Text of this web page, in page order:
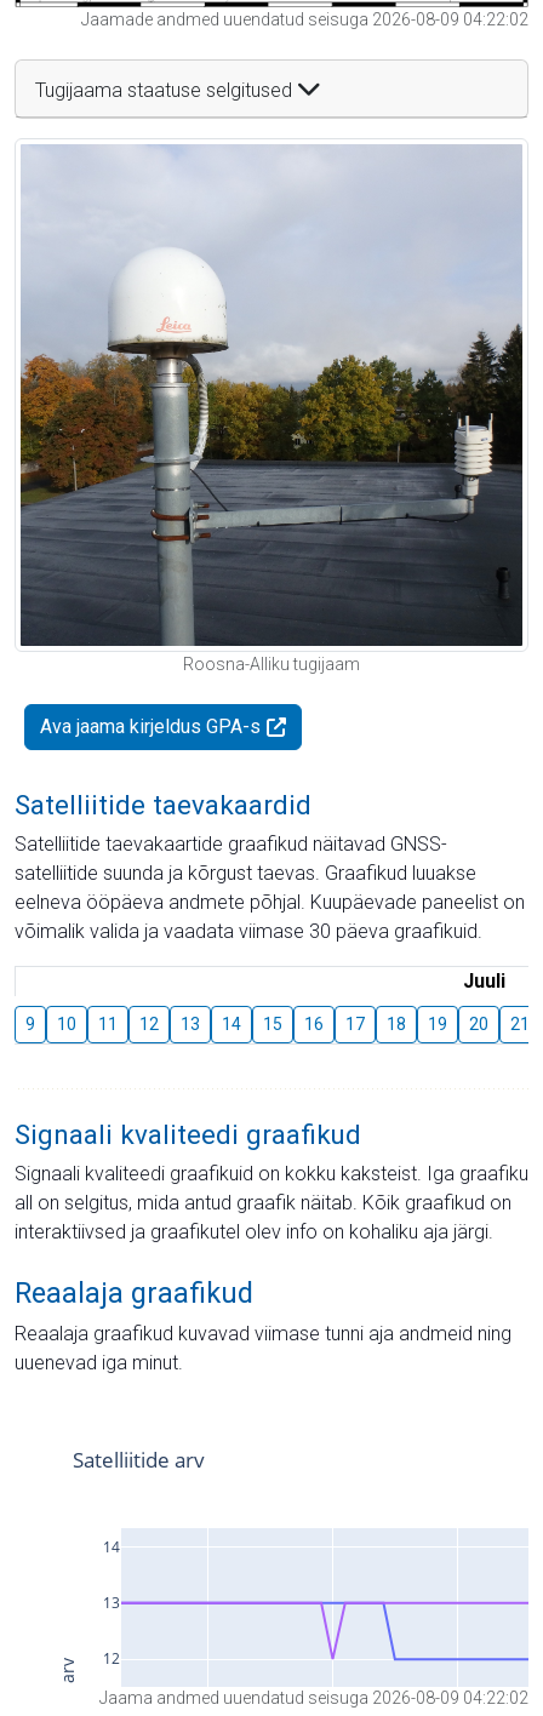
Jaamade andmed uuendatud seisuga 2026-08-09 04:22:02
Tugijaama staatuse selgitused
Roosna-Alliku tugijaam
Ava jaama kirjeldus GPA-s
Satelliitide taevakaardid
Satelliitide taevakaartide graafikud näitavad GNSS-
satelliitide suunda ja kõrgust taevas. Graafikud luuakse
eelneva ööpäeva andmete põhjal. Kuupäevade paneelist on
võimalik valida ja vaadata viimase 30 päeva graafikuid.
Juuli
9 10 11 12 13 14 15 16 17 18 19 20 21
Signaali kvaliteedi graafikud
Signaali kvaliteedi graafikuid on kokku kaksteist. Iga graafiku
all on selgitus, mida antud graafik näitab. Kõik graafikud on
interaktiivsed ja graafikutel olev info on kohaliku aja järgi.
Reaalaja graafikud
Reaalaja graafikud kuvavad viimase tunni aja andmeid ning
uuenevad iga minut.
Jaama andmed uuendatud seisuga 2026-08-09 04:22:02